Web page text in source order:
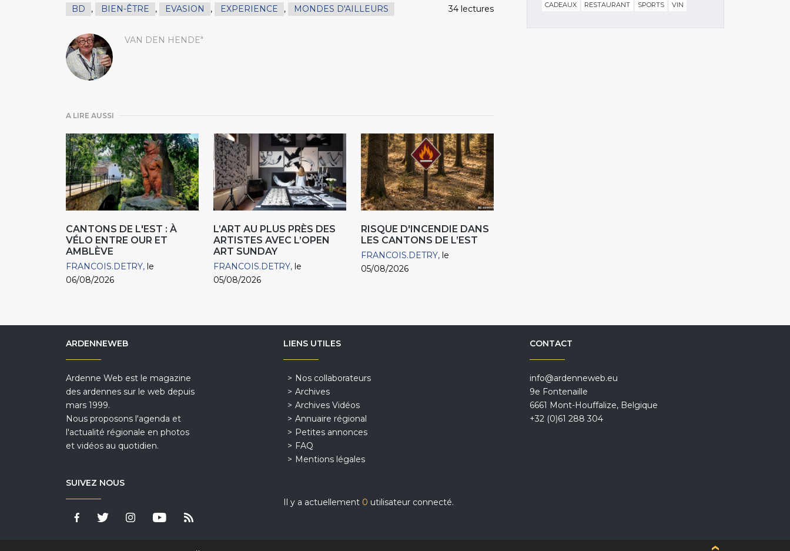
BD , BIEN-ÊTRE , EVASION , EXPERIENCE , MONDES D'AILLEURS 34 lectures
VAN DEN HENDE"
A LIRE AUSSI
CANTONS DE L'EST : À
VÉLO ENTRE OUR ET
AMBLÈVE
FRANCOIS.DETRY le
06/08/2026
L’ART AU PLUS PRÈS DES
ARTISTES AVEC L’OPEN
ART SUNDAY
FRANCOIS.DETRY le
05/08/2026
RISQUE D'INCENDIE DANS
LES CANTONS DE L’EST
FRANCOIS.DETRY le
05/08/2026
CADEAUX
RESTAURANT SPORTS VIN
ARDENNEWEB
Ardenne Web est le magazine
des ardennes sur le web depuis
mars 1999.
Nous proposons l'agenda et
l'actualité régionale en photos
et vidéos au quotidien.
SUIVEZ NOUS
LIENS UTILES
Nos collaborateurs
Archives
Archives Vidéos
Annuaire régional
Petites annonces
FAQ
Mentions légales
Il y a actuellement 0 utilisateur connecté.
CONTACT
info@ardenneweb.eu
9e Fontenaille
6661 Mont-Houffalize, Belgique
+32 (0)61 288 304